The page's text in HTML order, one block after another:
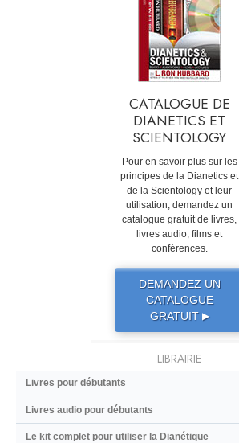
CATALOGUE DE
DIANETICS ET
SCIENTOLOGY
Pour en savoir plus sur les
principes de la Dianetics et
de la Scientology et leur
utilisation, demandez un
catalogue gratuit de livres,
livres audio, films et
conférences.
DEMANDEZ UN
CATALOGUE
GRATUIT ▶
LIBRAIRIE
Livres pour débutants
Livres audio pour débutants
Le kit complet pour utiliser la Dianétique